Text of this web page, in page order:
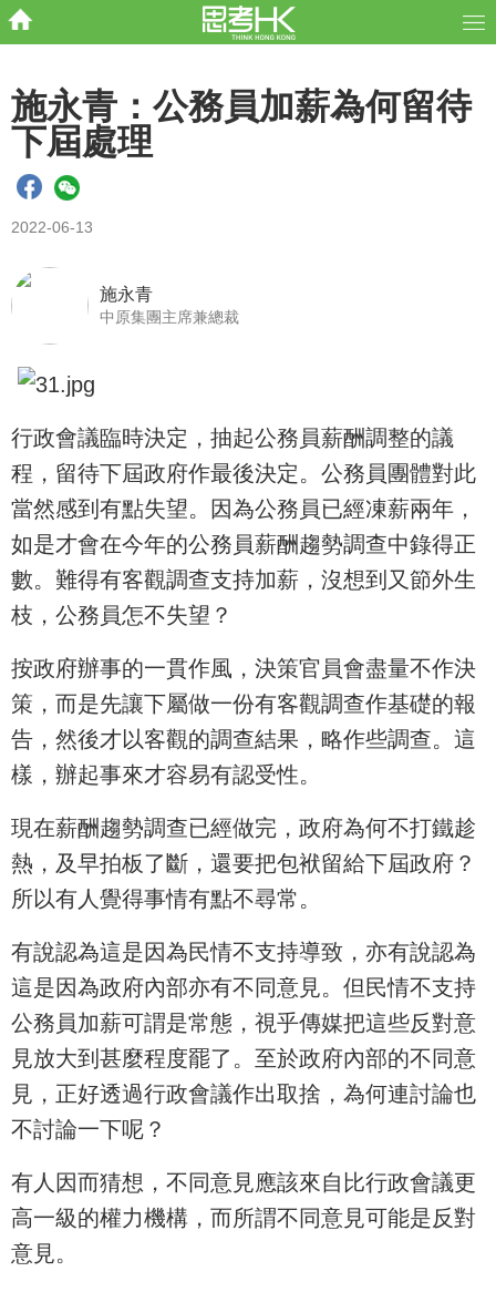
施永青：公務員加薪為何留待
下屆處理
2022-06-13
施永青
中原集團主席兼總裁
行政會議臨時決定，抽起公務員薪酬調整的議
程，留待下屆政府作最後決定。公務員團體對此
當然感到有點失望。因為公務員已經凍薪兩年，
如是才會在今年的公務員薪酬趨勢調查中錄得正
數。難得有客觀調查支持加薪，沒想到又節外生
枝，公務員怎不失望？
按政府辦事的一貫作風，決策官員會盡量不作決
策，而是先讓下屬做一份有客觀調查作基礎的報
告，然後才以客觀的調查結果，略作些調查。這
樣，辦起事來才容易有認受性。
現在薪酬趨勢調查已經做完，政府為何不打鐵趁
熱，及早拍板了斷，還要把包袱留給下屆政府？
所以有人覺得事情有點不尋常。
有說認為這是因為民情不支持導致，亦有說認為
這是因為政府內部亦有不同意見。但民情不支持
公務員加薪可謂是常態，視乎傳媒把這些反對意
見放大到甚麼程度罷了。至於政府內部的不同意
見，正好透過行政會議作出取捨，為何連討論也
不討論一下呢？
有人因而猜想，不同意見應該來自比行政會議更
高一級的權力機構，而所謂不同意見可能是反對
意見。